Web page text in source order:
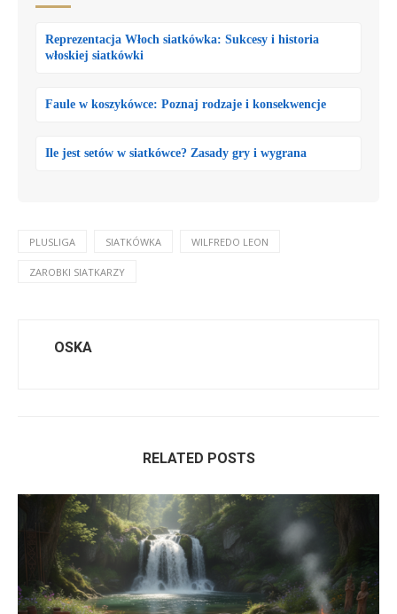
Reprezentacja Włoch siatkówka: Sukcesy i historia
włoskiej siatkówki
Faule w koszykówce: Poznaj rodzaje i konsekwencje
Ile jest setów w siatkówce? Zasady gry i wygrana
PLUSLIGA SIATKÓWKA WILFREDO LEON
ZAROBKI SIATKARZY
OSKA
RELATED POSTS